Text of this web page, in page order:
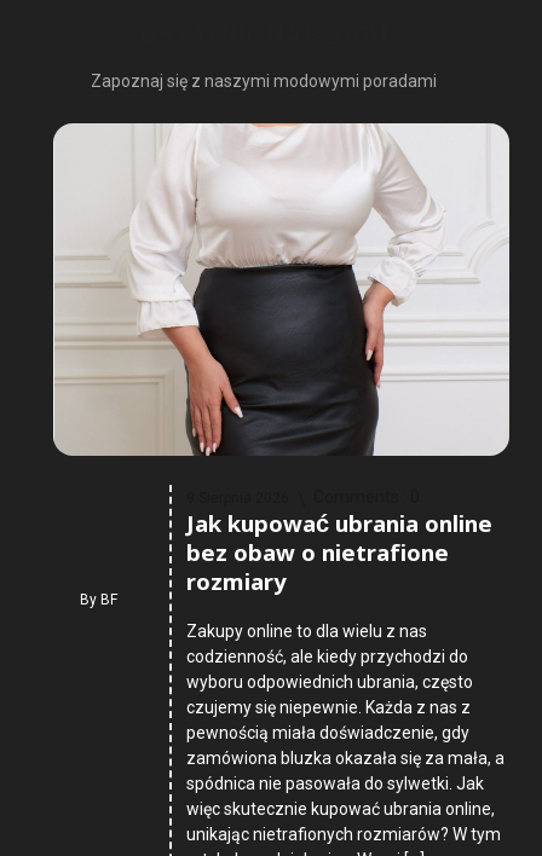
Zapoznaj się z naszymi modowymi poradami
ByBF
Jak kupować ubrania online
bez obaw o nietrafione
rozmiary
Zakupy online to dla wielu z nas
codzienność, ale kiedy przychodzi do
wyboru odpowiednich ubrania, często
czujemy się niepewnie. Każda z nas z
pewnością miała doświadczenie, gdy
zamówiona bluzka okazała się za mała, a
spódnica nie pasowała do sylwetki. Jak
więc skutecznie kupować ubrania online,
unikając nietrafionych rozmiarów? W tym